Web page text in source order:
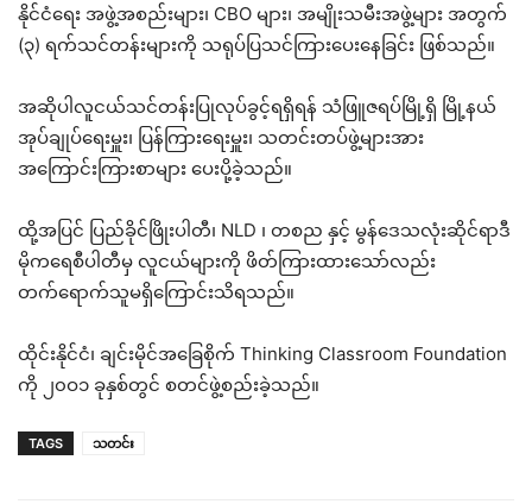
နိုင်ငံရေး အဖွဲ့အစည်းများ၊ CBO များ၊ အမျိုးသမီးအဖွဲ့များ အတွက်
(၃) ရက်သင်တန်းများကို သရုပ်ပြသင်ကြားပေးနေခြင်း ဖြစ်သည်။
အဆိုပါလူငယ်သင်တန်းပြုလုပ်ခွင့်ရရှိရန် သံဖြူဇရပ်မြို့ရှိ မြို့နယ်
အုပ်ချုပ်ရေးမှူး၊ ပြန်ကြားရေးမှူး၊ သတင်းတပ်ဖွဲ့များအား
အကြောင်းကြားစာများ ပေးပို့ခဲ့သည်။
ထို့အပြင် ပြည်ခိုင်ဖြိုးပါတီ၊ NLD ၊ တစည နှင့် မွန်ဒေသလုံးဆိုင်ရာဒီ
မိုကရေစီပါတီမှ လူငယ်များကို ဖိတ်ကြားထားသော်လည်း
တက်ရောက်သူမရှိကြောင်းသိရသည်။
ထိုင်းနိုင်ငံ၊ ချင်းမိုင်အခြေစိုက် Thinking Classroom Foundation
ကို ၂၀ဝ၁ ခုနှစ်တွင် စတင်ဖွဲ့စည်းခဲ့သည်။
TAGS သတင်း